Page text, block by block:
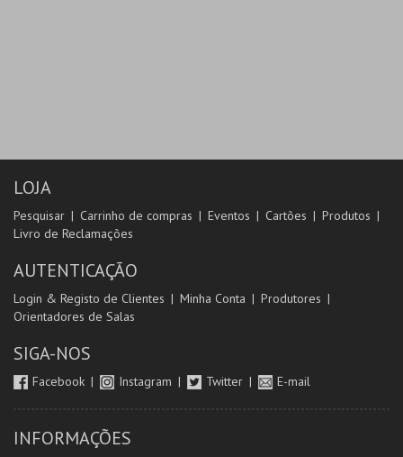
LOJA
Pesquisar Carrinho de compras Eventos Cartões
Produtos
Livro de Reclamações
AUTENTICAÇÃO
Login & Registo de Clientes Minha Conta
Produtores
Orientadores de Salas
SIGA-NOS
Facebook Instagram Twitter E-mail
INFORMAÇÕES